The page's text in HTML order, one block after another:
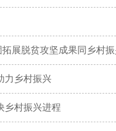
展脱贫攻坚成果同乡村
力乡村振兴
乡村振兴进程